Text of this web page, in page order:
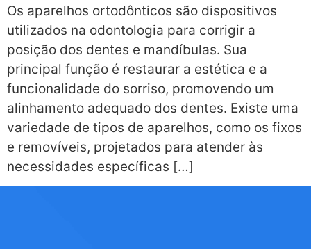
Os aparelhos ortodônticos são dispositivos
utilizados na odontologia para corrigir a
posição dos dentes e mandíbulas. Sua
principal função é restaurar a estética e a
funcionalidade do sorriso, promovendo um
alinhamento adequado dos dentes. Existe uma
variedade de tipos de aparelhos, como os fixos
e removíveis, projetados para atender às
necessidades específicas […]